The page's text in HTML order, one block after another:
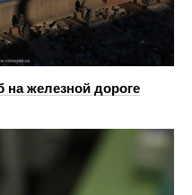
на железной дороге